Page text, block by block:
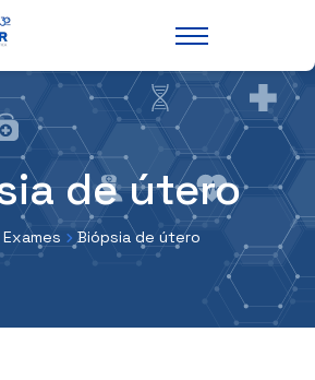
de útero
Exames Biópsia de útero